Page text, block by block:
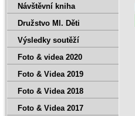
Návštěvní kniha
Družstvo Ml. Děti
Výsledky soutěží
Foto & videa 2020
Foto & Videa 2019
Foto & Videa 2018
Foto & Videa 2017